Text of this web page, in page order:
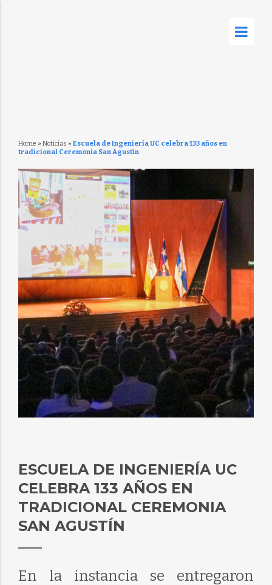
Home » Noticias » Escuela de Ingeniería UC celebra 133 años en
tradicional Ceremonia San Agustín
ESCUELA DE INGENIERÍA UC
CELEBRA 133 AÑOS EN
TRADICIONAL CEREMONIA
SAN AGUSTÍN
En la instancia se entregaron